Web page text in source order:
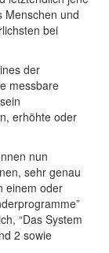
Menschen und
bei
der
messbare
erhöhte oder
nun
sehr genau
einem oder
“Das System
2 sowie